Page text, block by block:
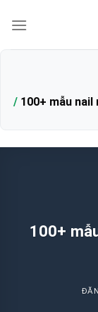
qua
100+ mẫu
100+